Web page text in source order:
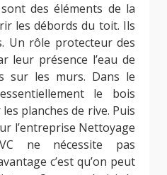
des éléments de la
les débords du toit. Ils
Un rôle protecteur des
leur présence l’eau de
sur les murs. Dans le
le bois
planches de rive. Puis
l’entreprise Nettoyage
ne nécessite pas
c’est qu’on peut